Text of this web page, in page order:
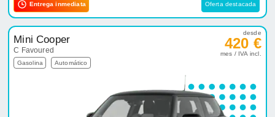
Entrega inmediata Oferta destacada
Mini Cooper
C Favoured
Gasolina Automático
desde
420 €
mes / IVA incl.